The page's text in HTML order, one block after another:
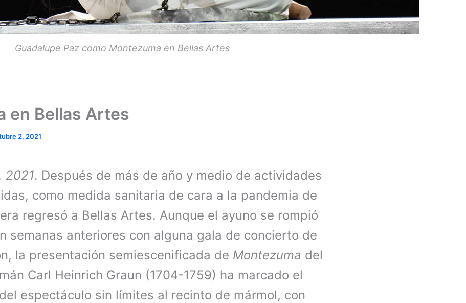
Guadalupe Paz como Montezuma en Bellas Artes
en Bellas Artes
2, 2021
2021. Después de más de año y medio de actividades
como medida sanitaria de cara a la pandemia de
regresó a Bellas Artes. Aunque el ayuno se rompió
semanas anteriores con alguna gala de concierto de
la presentación semiescenificada de Montezuma del
Carl Heinrich Graun (1704-1759) ha marcado el
espectáculo sin límites al recinto de mármol, con